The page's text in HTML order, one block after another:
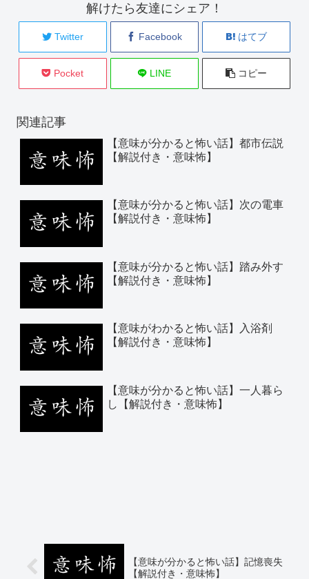
解けたら友達にシェア！
Twitter Facebook はてブ
Pocket LINE コピー
関連記事
【意味が分かると怖い話】都市伝説
【解説付き・意味怖】
【意味が分かると怖い話】次の電車
【解説付き・意味怖】
【意味が分かると怖い話】踏み外す
【解説付き・意味怖】
【意味がわかると怖い話】入浴剤
【解説付き・意味怖】
【意味が分かると怖い話】一人暮ら
し【解説付き・意味怖】
【意味が分かると怖い話】記憶喪失
【解説付き・意味怖】